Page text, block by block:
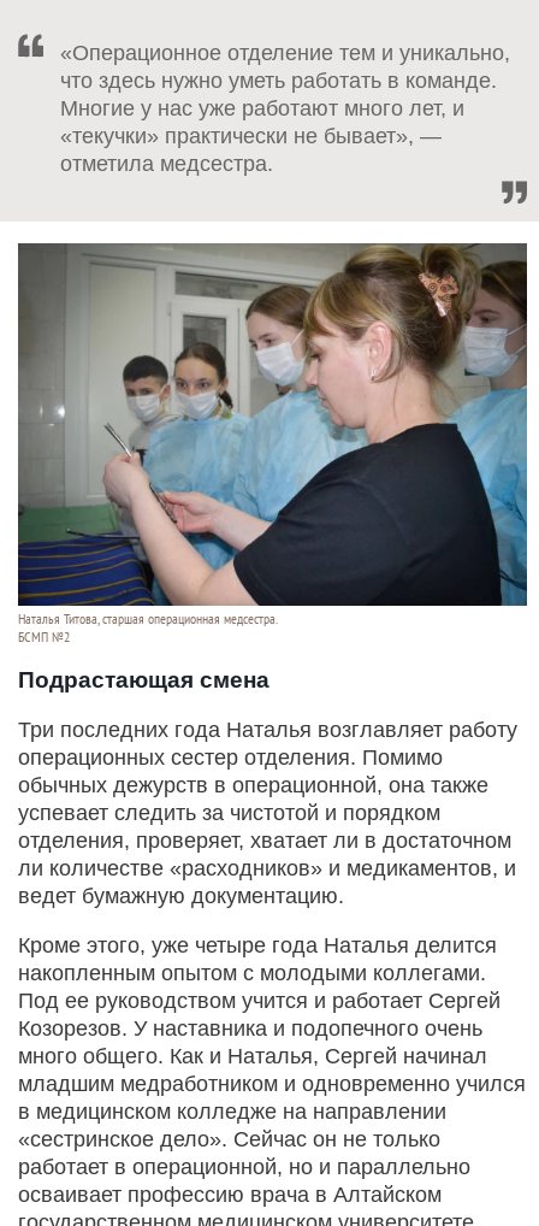
«Операционное отделение тем и уникально,
что здесь нужно уметь работать в команде.
Многие у нас уже работают много лет, и
«текучки» практически не бывает», —
отметила медсестра.
Наталья Титова, старшая операционная медсестра.
БСМП №2
Подрастающая смена
Три последних года Наталья возглавляет работу
операционных сестер отделения. Помимо
обычных дежурств в операционной, она также
успевает следить за чистотой и порядком
отделения, проверяет, хватает ли в достаточном
ли количестве «расходников» и медикаментов, и
ведет бумажную документацию.
Кроме этого, уже четыре года Наталья делится
накопленным опытом с молодыми коллегами.
Под ее руководством учится и работает Сергей
Козорезов. У наставника и подопечного очень
много общего. Как и Наталья, Сергей начинал
младшим медработником и одновременно учился
в медицинском колледже на направлении
«сестринское дело». Сейчас он не только
работает в операционной, но и параллельно
осваивает профессию врача в Алтайском